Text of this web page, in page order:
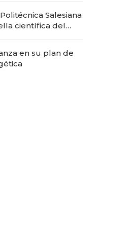
Salesiana
científica del
en su plan de